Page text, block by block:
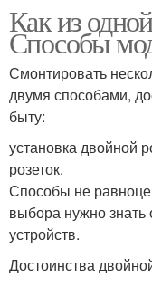
Как из
Способы
Смонтировать
двумя способами,
быту:
установка двойной
розеток.
Способы не
выбора нужно знать
устройств.
Достоинства